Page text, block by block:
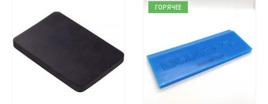
ГОРЯЧЕЕ